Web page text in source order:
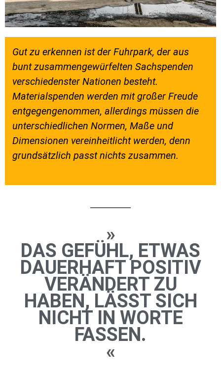
Gut zu erkennen ist der Fuhrpark, der aus
bunt zusammengewürfelten Sachspenden
verschiedenster Nationen besteht.
Materialspenden werden mit großer Freude
entgegengenommen, allerdings müssen die
unterschiedlichen Normen, Maße und
Dimensionen vereinheitlicht werden, denn
grundsätzlich passt nichts zusammen.
»
DAS GEFÜHL, ETWAS
DAUERHAFT POSITIV
VERÄNDERT ZU
HABEN, LÄSST SICH
NICHT IN WORTE
FASSEN.
«